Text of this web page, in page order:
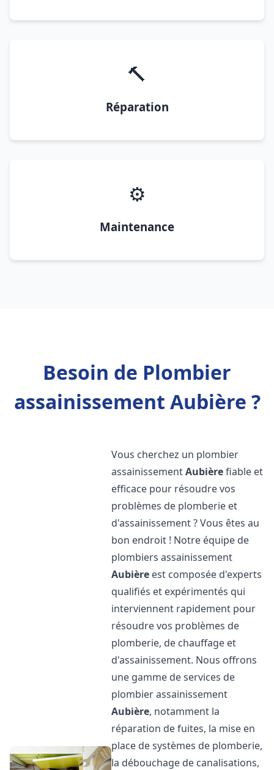
🔨
Réparation
⚙️
Maintenance
Besoin de Plombier
assainissement Aubière ?
Vous cherchez un plombier
assainissementAubièrefiable et
efficace pour résoudre vos
problèmes de plomberie et
d'assainissement ? Vous êtes au
bon endroit ! Notre équipe de
plombiers assainissement
Aubière est composée d'experts
qualifiés et expérimentés qui
interviennent rapidement pour
résoudre vos problèmes de
plomberie, de chauffage et
d'assainissement. Nous offrons
une gamme de services de
plombier assainissement
Aubière, notamment la
réparation de fuites, la mise en
place de systèmes de plomberie,
la débouchage de canalisations,